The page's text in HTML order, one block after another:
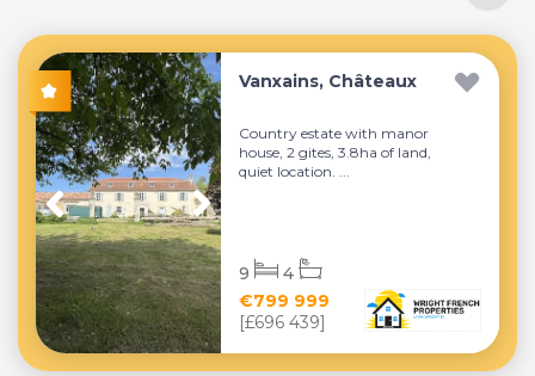
Vanxains, Châteaux
Country estate with manor
house, 2 gites, 3.8ha of land,
quiet location. ...
€799 999
[£696 439]
9 4